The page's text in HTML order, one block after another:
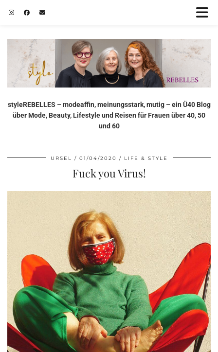
styleREBELLES – modeaffin, meinungsstark, mutig – ein Ü40 Blog
über Mode, Beauty, Lifestyle und Reisen für Frauen über 40, 50
und 60
URSEL 01/04/2020 LIFE & STYLE
Fuck you Virus!